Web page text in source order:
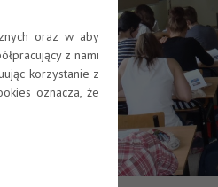
oraz w aby
z nami
korzystanie z
oznacza, że